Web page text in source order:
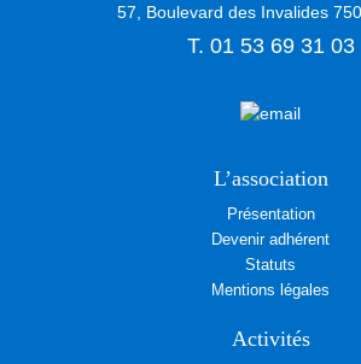
57, Boulevard des Invalides
T. 01 53 69 31 03
L’association
Présentation
Devenir adhérent
Statuts
Mentions légales
Activités